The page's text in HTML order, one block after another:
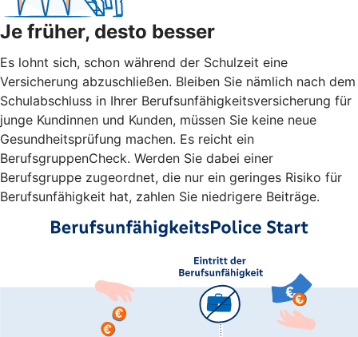
Je früher, desto besser
Es lohnt sich, schon während der Schulzeit eine
Versicherung abzuschließen. Bleiben Sie nämlich nach dem
Schulabschluss in Ihrer Berufsunfähigkeitsversicherung für
junge Kundinnen und Kunden, müssen Sie keine neue
Gesundheitsprüfung machen. Es reicht ein
BerufsgruppenCheck. Werden Sie dabei einer
Berufsgruppe zugeordnet, die nur ein geringes Risiko für
Berufsunfähigkeit hat, zahlen Sie niedrigere Beiträge.